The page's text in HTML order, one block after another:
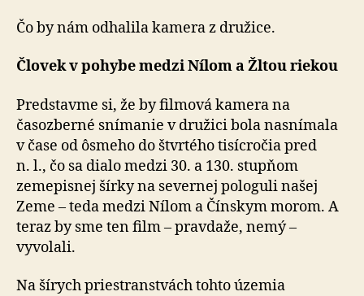
prehistóriu
ríše
Čo by nám odhalila kamera z družice.
Človek v pohybe medzi Nílom a Žltou riekou
Predstavme si, že by filmová kamera na
časozberné snímanie v družici bola nasnímala
v čase od ôsmeho do štvrtého tisícročia pred
n. l., čo sa dialo medzi 30. a 130. stupňom
zemepisnej šírky na severnej pologuli našej
Zeme – teda medzi Nílom a Čínskym morom. A
teraz by sme ten film – pravdaže, nemý –
vyvolali.
Na šírych priestranstvách tohto územia